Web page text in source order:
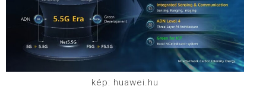
kép: huawei.hu